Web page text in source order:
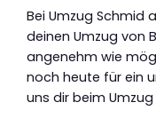
Bei Umzug Schmid
deinen Umzug von
angenehm wie
noch heute für ein
uns dir beim